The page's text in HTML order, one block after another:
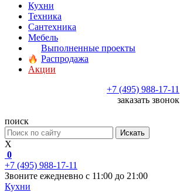
Кухни
Техника
Сантехника
Мебель
Выполненные проекты
Распродажа
Акции
+7 (495) 988-17-11
заказать звонок
поиск
Искать
X
0
+7 (495) 988-17-11
Звоните ежедневно с 11:00 до 21:00
Кухни